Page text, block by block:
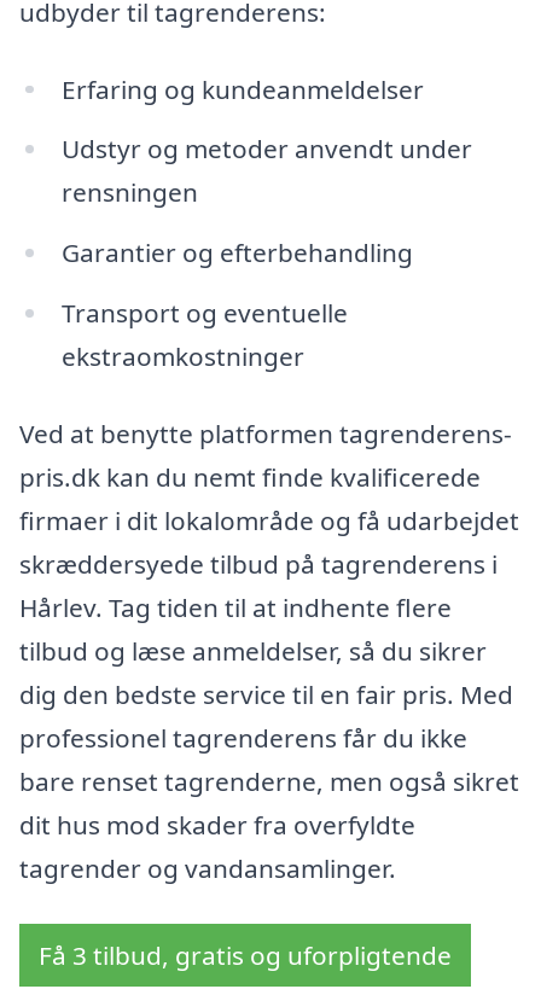
udbyder til tagrenderens:
Erfaring og kundeanmeldelser
Udstyr og metoder anvendt under
rensningen
Garantier og efterbehandling
Transport og eventuelle
ekstraomkostninger
Ved at benytte platformen tagrenderens-
pris.dk kan du nemt finde kvalificerede
firmaer i dit lokalområde og få udarbejdet
skræddersyede tilbud på tagrenderens i
Hårlev. Tag tiden til at indhente flere
tilbud og læse anmeldelser, så du sikrer
dig den bedste service til en fair pris. Med
professionel tagrenderens får du ikke
bare renset tagrenderne, men også sikret
dit hus mod skader fra overfyldte
tagrender og vandansamlinger.
Få 3 tilbud, gratis og uforpligtende